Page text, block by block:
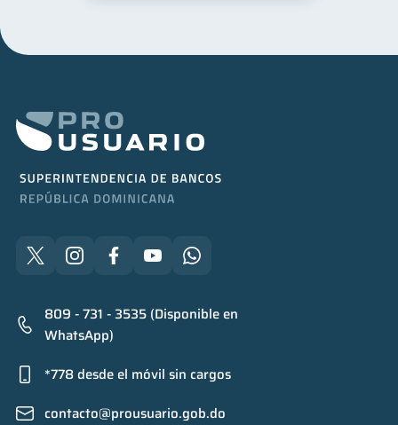
809 - 731 - 3535 (Disponible en
WhatsApp)
*778 desde el móvil sin cargos
contacto@prousuario.gob.do